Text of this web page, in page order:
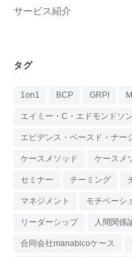
サービス紹介
タグ
1on1 BCP GRPI
エイミー・C・エドモンドソン
エビデンス・ベースド・ナー
ケースメソッド ケースメ
セミナー チーミング
マネジメント モチベーシ
リーダーシップ 人間関係
合同会社manabicoケース